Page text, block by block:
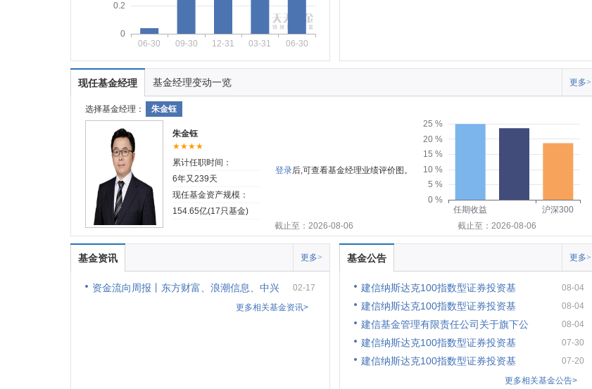
0
0.2
06-30 09-30 12-31 03-31 06-30
现任基金经理 基金经理变动一览 更多>
选择基金经理： 朱金钰
朱金钰
★★★★
累计任职时间：
6年又239天
现任基金资产规模：
154.65亿(17只基金)
登录后,可查看基金经理业绩评价图。
0 %
5 %
10 %
15 %
20 %
25 %
任期收益
沪深300
截止至：2026-08-06
截止至：2026-08-06
基金资讯 更多>
资金流向周报丨东方财富、浪潮信息、中兴
02-17
更多相关基金资讯>
基金公告 更多>
建信纳斯达克100指数型证券投资基 08-04
建信纳斯达克100指数型证券投资基 08-04
建信基金管理有限责任公司关于旗下公 08-04
建信纳斯达克100指数型证券投资基 07-30
建信纳斯达克100指数型证券投资基
07-20
更多相关基金公告>